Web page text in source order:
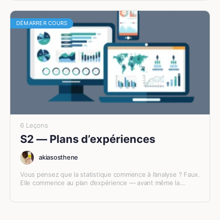
DÉMARRER COURS
6 Leçons
S2 — Plans d’expériences
akiasosthene
Vous pensez que la statistique commence à l’analyse ? Faux.
Elle commence au plan d’expérience — avant même la